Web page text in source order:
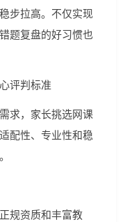
步拉高。不仅实现
题复盘的好习惯也
评判标准
求，家长挑选网课
配性、专业性和稳
规资质和丰富教